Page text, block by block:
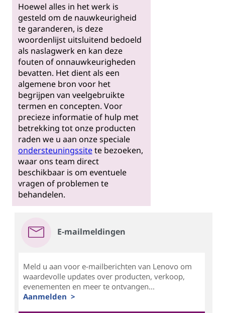
Hoewel alles in het werk is
gesteld om de nauwkeurigheid
te garanderen, is deze
woordenlijst uitsluitend bedoeld
als naslagwerk en kan deze
fouten of onnauwkeurigheden
bevatten. Het dient als een
algemene bron voor het
begrijpen van veelgebruikte
termen en concepten. Voor
precieze informatie of hulp met
betrekking tot onze producten
raden we u aan onze speciale
ondersteuningssitete bezoeken,
waar ons team direct
beschikbaar is om eventuele
vragen of problemen te
behandelen.
E-mailmeldingen
Meld u aan voor e-mailberichten van Lenovo om
waardevolle updates over producten, verkoop,
evenementen en meer te ontvangen...
Aanmelden >